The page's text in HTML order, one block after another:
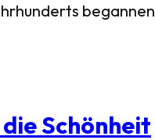
begannen
Schönheit